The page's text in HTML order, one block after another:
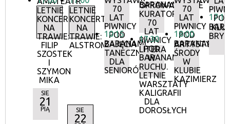
LETNIE
KONCERTY
NA
TRAWIE:
FILIP
SZOSTEK
I
SZYMON
MIKA
LETNIE
KONCERTY
NA
TRAWIE:
ALSTROMERIE
70
LAT
PIWNICY
POD
BARANAMI
10:15
ZAJĘCIA
TANECZNE
DLA
SENIORÓW
BARANAMI
OPROWADZANIE
KURATORSKIE:
70
LAT
PIWNICY
POD
BARANAMI
17:30
LITERA
W
RUCHU.
LETNIE
WARSZTATY
KALIGRAFII
DLA
DOROSŁYCH
70
LAT
PIWNICY
POD
BARANAMI
18:00
ŚRODY
W
KLUBIE
KAZIMIERZ
POD
17:15
SIE
21
PIĄ SIE
22